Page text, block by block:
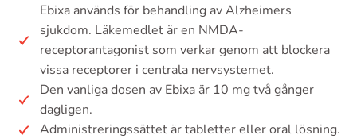
Ebixa används för behandling av Alzheimers
sjukdom. Läkemedlet är en NMDA-
receptorantagonist som verkar genom att blockera
vissa receptorer i centrala nervsystemet.
Den vanliga dosen av Ebixa är 10 mg två gånger
dagligen.
Administreringssättet är tabletter eller oral lösning.